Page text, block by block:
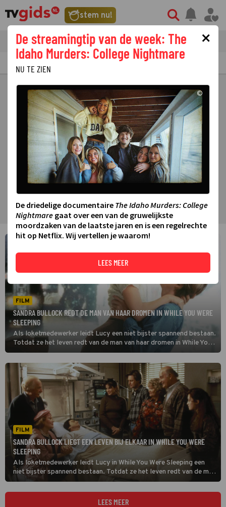
stem nu!
tvgids streaming nieuws
PRIMETIME GEMIST
FILM
SANDRA BULLOCK REDT DE MAN VAN HAAR DROMEN IN WHILE YOU WERE
SLEEPING
Als loketmedewerker leidt Lucy een niet bijster spannend bestaan.
Totdat ze het leven redt van de man van haar dromen in While You
Were Sleeping.
FILM
SANDRA BULLOCK LIEGT EEN LEVEN BIJ ELKAAR IN WHILE YOU WERE
SLEEPING
Als loketmedewerker leidt Lucy in While You Were Sleeping een
niet bijster spannend bestaan. Totdat ze het leven redt van de man
van haar dromen.
LEES MEER
×
De streamingtip van de week: The
Idaho Murders: College Nightmare
NU TE ZIEN
©
De driedelige documentaire The Idaho Murders: College
Nightmare gaat over een van de gruwelijkste
moordzaken van de laatste jaren en is een regelrechte
hit op Netflix. Wij vertellen je waarom!
LEES MEER